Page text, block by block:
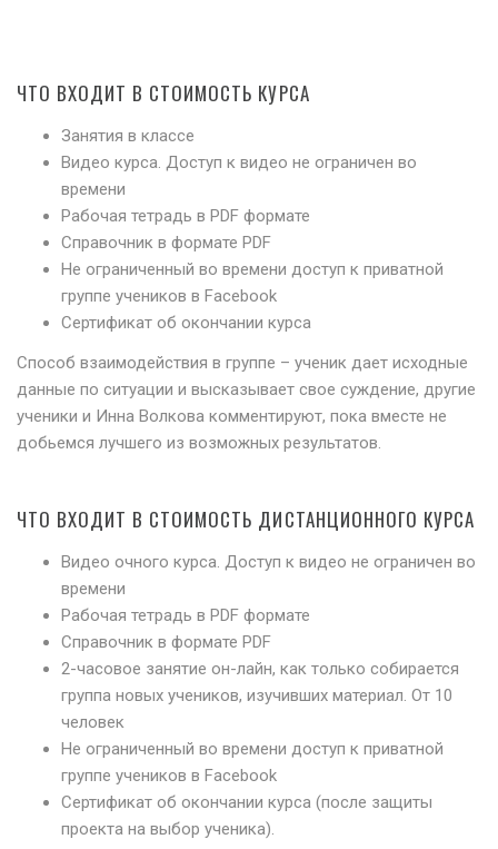
ЧТО ВХОДИТ В СТОИМОСТЬ КУРСА
Занятия в классе
Видео курса. Доступ к видео не ограничен во
времени
Рабочая тетрадь в PDF формате
Справочник в формате PDF
Не ограниченный во времени доступ к приватной
группе учеников в Facebook
Сертификат об окончании курса
Способ взаимодействия в группе – ученик дает исходные
данные по ситуации и высказывает свое суждение, другие
ученики и Инна Волкова комментируют, пока вместе не
добьемся лучшего из возможных результатов.
ЧТО ВХОДИТ В СТОИМОСТЬ ДИСТАНЦИОННОГО КУРСА
Видео очного курса. Доступ к видео не ограничен во
времени
Рабочая тетрадь в PDF формате
Справочник в формате PDF
2-часовое занятие он-лайн, как только собирается
группа новых учеников, изучивших материал. От 10
человек
Не ограниченный во времени доступ к приватной
группе учеников в Facebook
Сертификат об окончании курса (после защиты
проекта на выбор ученика).